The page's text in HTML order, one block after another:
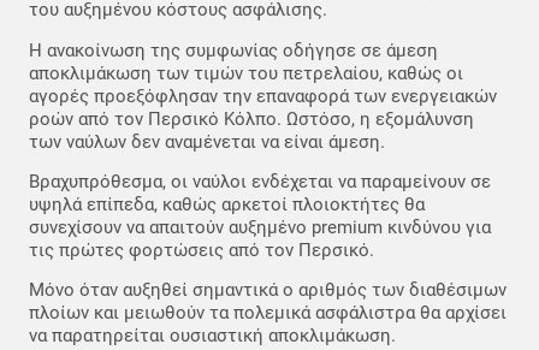
του αυξημένου κόστους ασφάλισης.
Η ανακοίνωση της συμφωνίας οδήγησε σε άμεση
αποκλιμάκωση των τιμών του πετρελαίου, καθώς οι
αγορές προεξόφλησαν την επαναφορά των ενεργειακών
ροών από τον Περσικό Κόλπο. Ωστόσο, η εξομάλυνση
των ναύλων δεν αναμένεται να είναι άμεση.
Βραχυπρόθεσμα, οι ναύλοι ενδέχεται να παραμείνουν σε
υψηλά επίπεδα, καθώς αρκετοί πλοιοκτήτες θα
συνεχίσουν να απαιτούν αυξημένο premium κινδύνου για
τις πρώτες φορτώσεις από τον Περσικό.
Μόνο όταν αυξηθεί σημαντικά ο αριθμός των διαθέσιμων
πλοίων και μειωθούν τα πολεμικά ασφάλιστρα θα αρχίσει
να παρατηρείται ουσιαστική αποκλιμάκωση.